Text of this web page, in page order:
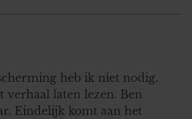
heb ik niet nodig.
verhaal laten lezen. Ben
Eindelijk komt aan het